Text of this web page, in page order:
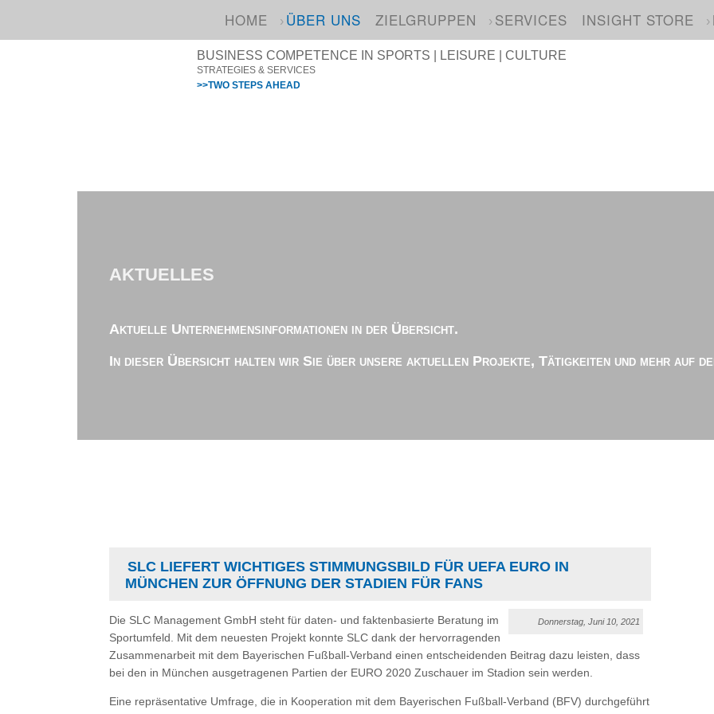
HOME ÜBER UNS ZIELGRUPPEN SERVICES INSIGHT STORE
BUSINESS COMPETENCE IN SPORTS | LEISURE | CULTURE
STRATEGIES & SERVICES
>>TWO STEPS AHEAD
AKTUELLES
Aktuelle Unternehmensinformationen in der Übersicht.
In dieser Übersicht halten wir Sie über unsere aktuellen Projekte, Tätigkeiten und mehr auf
SLC LIEFERT WICHTIGES STIMMUNGSBILD FÜR UEFA EURO IN
MÜNCHEN ZUR ÖFFNUNG DER STADIEN FÜR FANS
Donnerstag, Juni 10, 2021
Die SLC Management GmbH steht für daten- und faktenbasierte Beratung im
Sportumfeld. Mit dem neuesten Projekt konnte SLC dank der hervorragenden
Zusammenarbeit mit dem Bayerischen Fußball-Verband einen entscheidenden Beitrag dazu leisten, dass
bei den in München ausgetragenen Partien der EURO 2020 Zuschauer im Stadion sein werden.
Eine repräsentative Umfrage, die in Kooperation mit dem Bayerischen Fußball-Verband (BFV) durchgeführt